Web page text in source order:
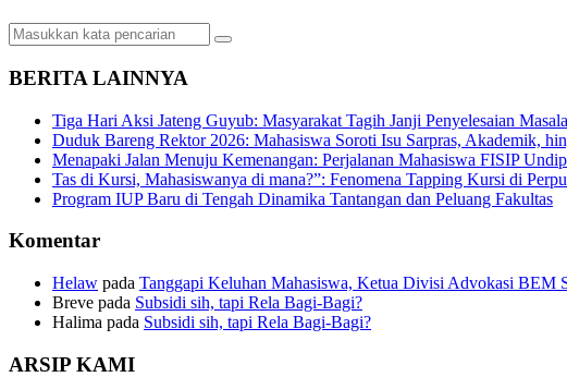
BERITA LAINNYA
Tiga Hari Aksi Jateng Guyub: Masyarakat Tagih Janji Penyelesaian
Duduk Bareng Rektor 2026: Mahasiswa Soroti Isu Sarpras, Akademik,
Menapaki Jalan Menuju Kemenangan: Perjalanan Mahasiswa FISIP
Tas di Kursi, Mahasiswanya di mana?”: Fenomena Tapping Kursi di
Program IUP Baru di Tengah Dinamika Tantangan dan Peluang Fakultas
Komentar
Helaw pada Tanggapi Keluhan Mahasiswa, Ketua Divisi Advokasi BEM
Breve pada Subsidi sih, tapi Rela Bagi-Bagi?
Halima pada Subsidi sih, tapi Rela Bagi-Bagi?
ARSIP KAMI